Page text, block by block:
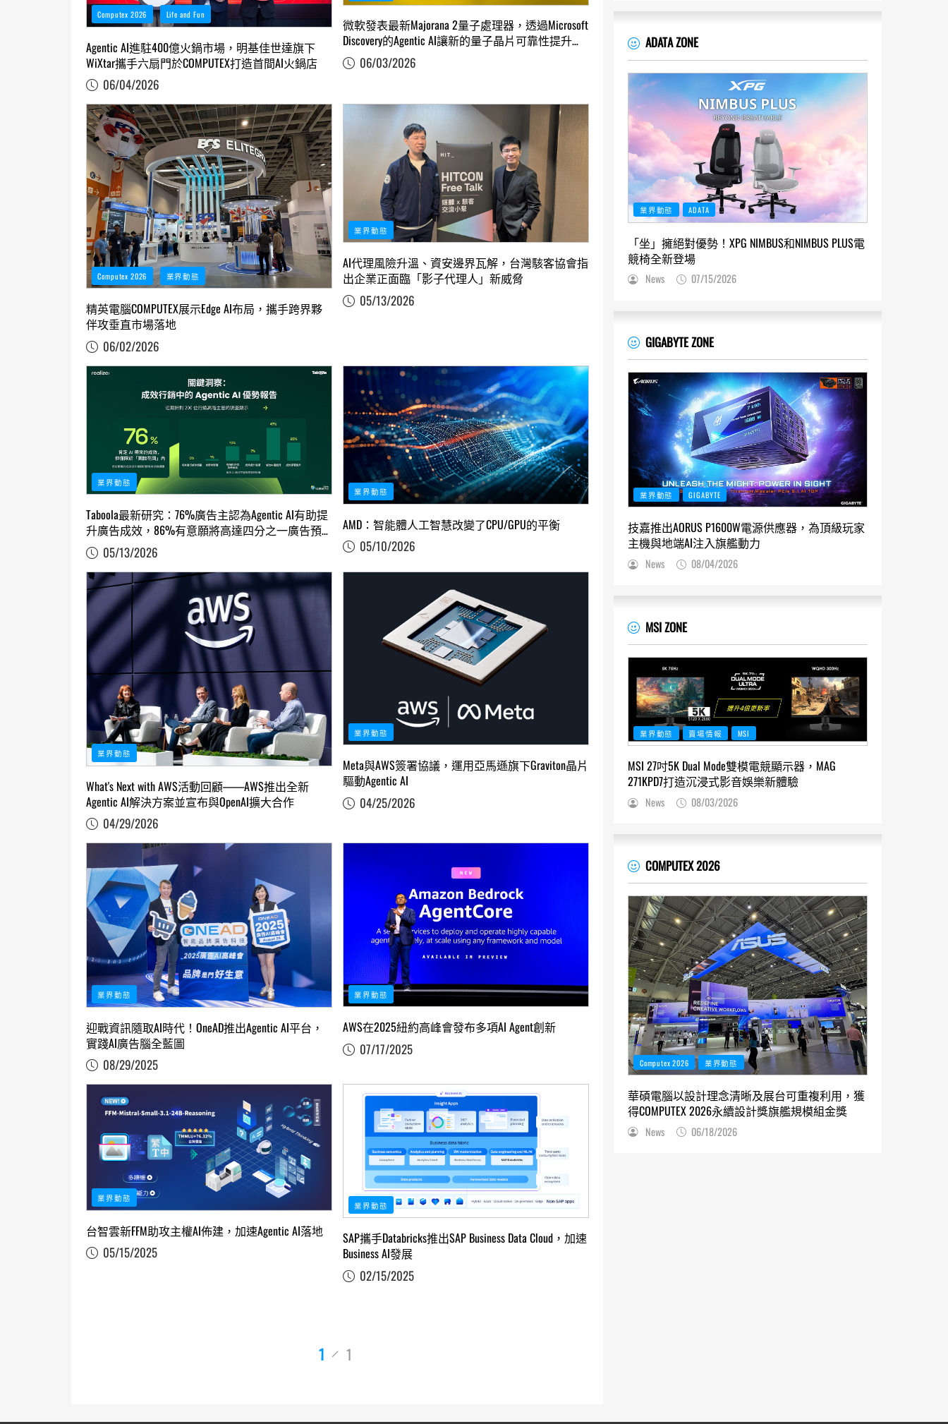
Computex 2026 Life and Fun
Agentic AI進駐400億火鍋市場，明基佳世達旗下
WiXtar攜手六扇門於COMPUTEX打造首間AI火鍋店
06/04/2026
微軟發表最新Majorana 2量子處理器，透過Microsoft
Discovery的Agentic AI讓新的量子晶片可靠性提升
1,000倍06/03/2026
Computex 2026 業界動態
精英電腦COMPUTEX展示Edge AI布局，攜手跨界夥
伴攻垂直市場落地
06/02/2026
業界動態
AI代理風險升溫、資安邊界瓦解，台灣駭客協會指
出企業正面臨「影子代理人」新威脅
05/13/2026
業界動態
Taboola最新研究：76%廣告主認為Agentic AI有助提
升廣告成效，86%有意願將高達四分之一廣告預
算投入開放網路
05/13/2026
業界動態
AMD：智能體人工智慧改變了CPU/GPU的平衡
05/10/2026
業界動態
What's Next with AWS活動回顧——AWS推出全新
Agentic AI解決方案並宣布與OpenAI擴大合作
04/29/2026
業界動態
Meta與AWS簽署協議，運用亞馬遜旗下Graviton晶片
驅動Agentic AI
04/25/2026
業界動態
迎戰資訊隨取AI時代！OneAD推出Agentic AI平台，
實踐AI廣告腦全藍圖
08/29/2025
業界動態
AWS在2025紐約高峰會發布多項AI Agent創新
07/17/2025
業界動態
台智雲新FFM助攻主權AI佈建，加速Agentic AI落地
05/15/2025
業界動態
SAP攜手Databricks推出SAP Business Data Cloud，加速
Business AI發展
02/15/2025
1 1
ADATA ZONE
業界動態 ADATA
「坐」擁絕對優勢！XPG NIMBUS和NIMBUS PLUS電
競椅全新登場
News 07/15/2026
GIGABYTE ZONE
業界動態 GIGABYTE
技嘉推出AORUS P1600W電源供應器，為頂級玩家
主機與地端AI注入旗艦動力
News 08/04/2026
MSI ZONE
業界動態 賣場情報 MSI
MSI 27吋5K Dual Mode雙模電競顯示器，MAG
271KPD7打造沉浸式影音娛樂新體驗
News 08/03/2026
COMPUTEX 2026
Computex 2026 業界動態
華碩電腦以設計理念清晰及展台可重複利用，獲
得COMPUTEX 2026永續設計獎旗艦規模組金獎
News 06/18/2026